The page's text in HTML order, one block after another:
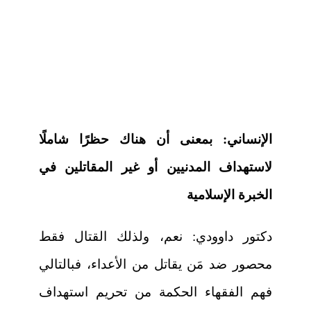
الإنساني: بمعنى أن هناك حظرًا شاملًا
لاستهداف المدنيين أو غير المقاتلين في
الخبرة الإسلامية
دكتور داوودي: نعم، ولذلك القتال فقط
محصور ضد مَن يقاتل من الأعداء، فبالتالي
فهم الفقهاء الحكمة من تحريم استهداف